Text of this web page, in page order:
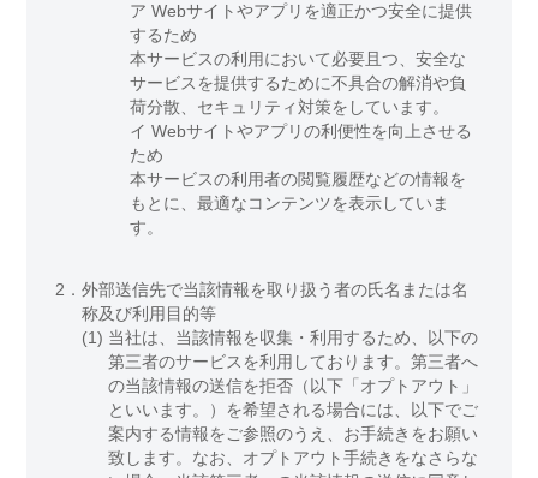
ア Webサイトやアプリを適正かつ安全に提供
するため
本サービスの利用において必要且つ、安全な
サービスを提供するために不具合の解消や負
荷分散、セキュリティ対策をしています。
イ Webサイトやアプリの利便性を向上させる
ため
本サービスの利用者の閲覧履歴などの情報を
もとに、最適なコンテンツを表示していま
す。
2．外部送信先で当該情報を取り扱う者の氏名または名
称及び利用目的等
(1) 当社は、当該情報を収集・利用するため、以下の
第三者のサービスを利用しております。第三者へ
の当該情報の送信を拒否（以下「オプトアウト」
といいます。）を希望される場合には、以下でご
案内する情報をご参照のうえ、お手続きをお願い
致します。なお、オプトアウト手続きをなさらな